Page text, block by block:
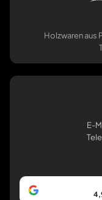
Holzwaren aus
E-